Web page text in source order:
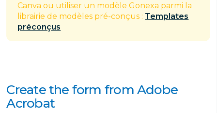
Canva ou utiliser un modèle Gonexa parmi la
librairie de modèles pré-conçus : Templates
préconçus
Create the form from Adobe
Acrobat